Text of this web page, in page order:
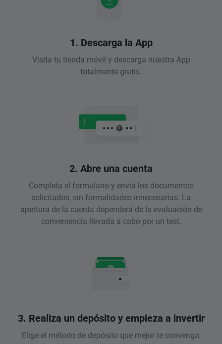
1. Descarga la App
Visita tu tienda móvil y descarga nuestra App
totalmente gratis.
2. Abre una cuenta
Completa el formulario y envía los documentos
solicitados, sin formalidades innecesarias. La
apertura de la cuenta dependerá de la evaluación de
conveniencia llevada a cabo por un test.
3. Realiza un depósito y empieza a invertir
Elige el método de depósito que mejor te convenga,